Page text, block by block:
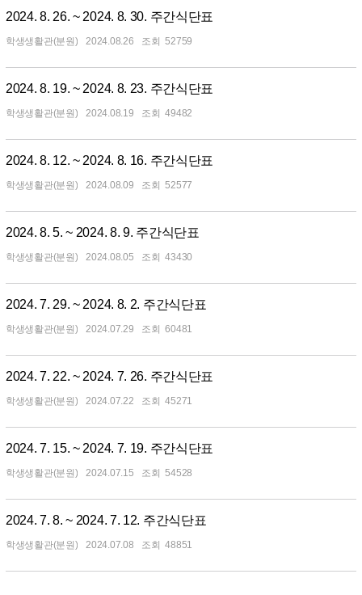
2024. 8. 26. ~ 2024. 8. 30. 주간식단표
학생생활관(분원) 2024.08.26 52759
2024. 8. 19. ~ 2024. 8. 23. 주간식단표
학생생활관(분원) 2024.08.19 49482
2024. 8. 12. ~ 2024. 8. 16. 주간식단표
학생생활관(분원) 2024.08.09 52577
2024. 8. 5. ~ 2024. 8. 9. 주간식단표
학생생활관(분원) 2024.08.05 43430
2024. 7. 29. ~ 2024. 8. 2. 주간식단표
학생생활관(분원) 2024.07.29 60481
2024. 7. 22. ~ 2024. 7. 26. 주간식단표
학생생활관(분원) 2024.07.22 45271
2024. 7. 15. ~ 2024. 7. 19. 주간식단표
학생생활관(분원) 2024.07.15 54528
2024. 7. 8. ~ 2024. 7. 12. 주간식단표
학생생활관(분원) 2024.07.08 48851